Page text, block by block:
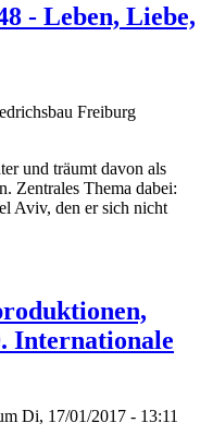
- Leben, Liebe,
Freiburg
und träumt davon als
Zentrales Thema dabei:
Aviv, den er sich nicht
Internationale
Di, 17/01/2017 - 13:11